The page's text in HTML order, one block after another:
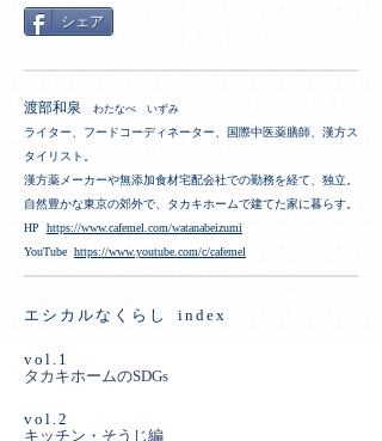
シェア
渡部和泉 わたなべ いずみ
ライター、フードコーディネーター、国際中医薬膳師、漢方ス
タイリスト。
漢方薬メーカーや無添加食材宅配会社での勤務を経て、独立。
自然豊かな東京の郊外で、タカキホームで建てた家に暮らす。
HP https://www.cafemel.com/watanabeizumi
YouTube https://www.youtube.com/c/cafemel
エシカルなくらし index
vol.1
タカキホームのSDGs
vol.2
キッチン・そうじ編